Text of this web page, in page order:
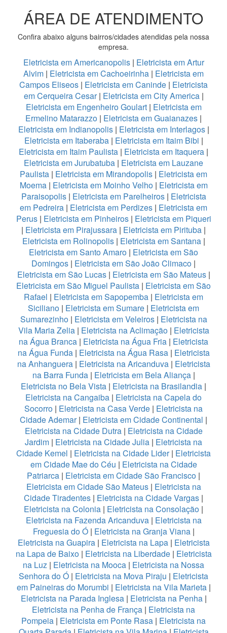
ÁREA DE ATENDIMENTO
Confira abaixo alguns bairros/cidades atendidas pela nossa
empresa.
Eletricista em Americanopolis | Eletricista em Artur
Alvim | Eletricista em Cachoeirinha | Eletricista em
Campos Eliseos | Eletricista em Caninde | Eletricista
em Cerqueira Cesar| Eletricista em City America |
Eletricista em Engenheiro Goulart | Eletricista em
Ermelino Matarazzo | Eletricista em Guaianazes |
Eletricista em Indianopolis| Eletricista em Interlagos|
Eletricista em Itaberaba| Eletricista em Itaim Bibi |
Eletricista em Itaim Paulista | Eletricista em Itaquera |
Eletricista em Jurubatuba | Eletricista em Lauzane
Paulista | Eletricista em Mirandopolis | Eletricista em
Moema| Eletricista em Moinho Velho | Eletricista em
Paraisopolis| Eletricista em Parelheiros| Eletricista
em Pedreira | Eletricista em Perdizes | Eletricista em
Perus| Eletricista em Pinheiros| Eletricista em Piqueri
| Eletricista em Pirajussara | Eletricista em Pirituba |
Eletricista em Rolinopolis| Eletricista em Santana|
Eletricista em Santo Amaro | Eletricista em São
Domingos | Eletricista em São João Climaco |
Eletricista em São Lucas| Eletricista em São Mateus |
Eletricista em São Miguel Paulista | Eletricista em São
Rafael | Eletricista em Sapopemba | Eletricista em
Siciliano | Eletricista em Sumare | Eletricista em
Sumarezinho| Eletricista em Veleiros| Eletricista na
Vila Maria Zelia| Eletricista na Aclimação| Eletricista
na Água Branca | Eletricista na Água Fria | Eletricista
na Água Funda| Eletricista na Água Rasa | Eletricista
na Anhanguera| Eletricista na Aricanduva| Eletricista
na Barra Funda | Eletricista em Bela Aliança |
Eletricista no Bela Vista | Eletricista na Brasilandia |
Eletricista na Cangaiba | Eletricista na Capela do
Socorro | Eletricista na Casa Verde | Eletricista na
Cidade Ademar| Eletricista em Cidade Continental |
Eletricista na Cidade Dutra | Eletricista na Cidade
Jardim | Eletricista na Cidade Julia | Eletricista na
Cidade Kemel | Eletricista na Cidade Lider| Eletricista
em Cidade Mae do Céu | Eletricista na Cidade
Patriarca | Eletricista em Cidade São Francisco |
Eletricista em Cidade São Mateus| Eletricista na
Cidade Tiradentes | Eletricista na Cidade Vargas |
Eletricista na Colonia | Eletricista na Consolação |
Eletricista na Fazenda Aricanduva| Eletricista na
Freguesia do Ó| Eletricista na Granja Viana|
Eletricista na Guapira| Eletricista na Lapa| Eletricista
na Lapa de Baixo | Eletricista na Liberdade | Eletricista
na Luz | Eletricista na Mooca | Eletricista na Nossa
Senhora do Ó | Eletricista na Mova Piraju | Eletricista
em Paineiras do Morumbi | Eletricista na Vila Marieta|
Eletricista na Parada Inglesa | Eletricista na Penha|
Eletricista na Penha de França | Eletricista na
Pompeia | Eletricista em Ponte Rasa | Eletricista na